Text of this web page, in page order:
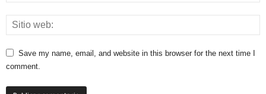
Save my name, email, and website in this browser for the next time I
comment.